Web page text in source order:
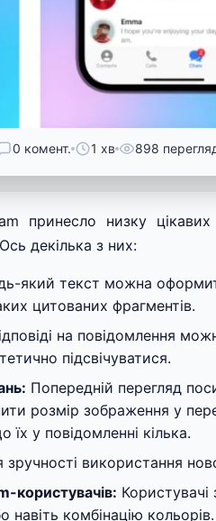
0 комент. 1 хв 898
принесло низку
декілька з них:
який текст можна
цитованих фрагментів.
на повідомлення
підсвічуватися.
Попередній перегляд
розмір зображення у
їх у повідомленні кілька.
зручності використання
користувачів:
навіть комбінацію